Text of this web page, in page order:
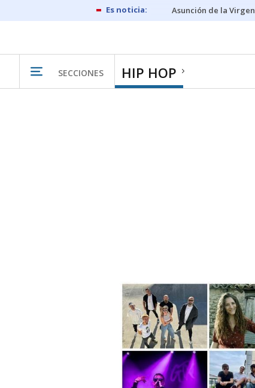
Asunción de la Virgen
SECCIONES HIP HOP